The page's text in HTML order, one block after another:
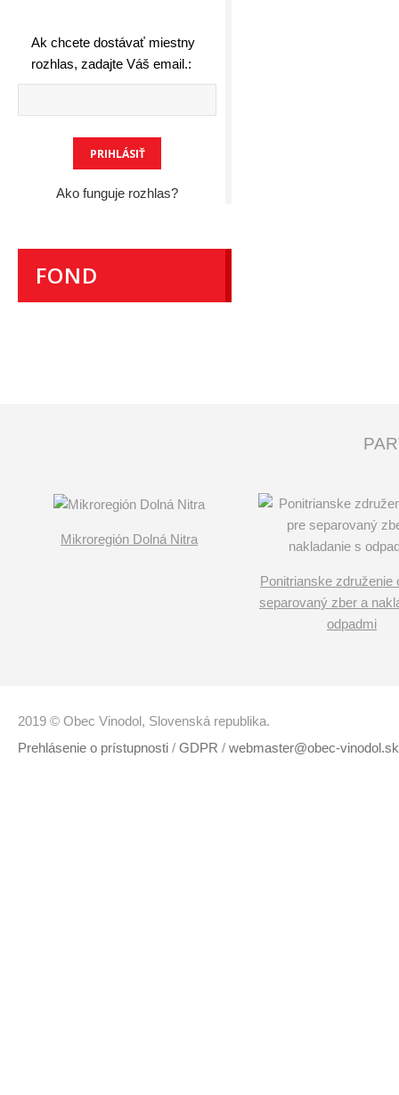
Ak chcete dostávať miestny
rozhlas, zadajte Váš email.:
Ako funguje rozhlas?
FOND
Mikroregión Dolná Nitra
Ponitrianske združenie
separovaný zber a
odpadmi
2019 © Obec Vinodol, Slovenská republika.
Prehlásenie o prístupnosti / GDPR / webmaster@obec-vinodol.sk